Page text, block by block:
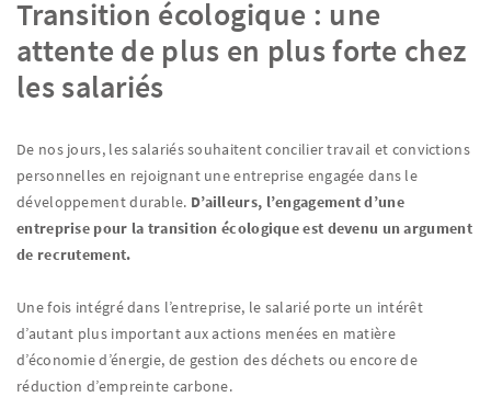
Transition écologique : une
attente de plus en plus forte chez
les salariés
De nos jours, les salariés souhaitent concilier travail et convictions
personnelles en rejoignant une entreprise engagée dans le
développement durable. D’ailleurs, l’engagement d’une
entreprise pour la transition écologique est devenu un argument
de recrutement.
Une fois intégré dans l’entreprise, le salarié porte un intérêt
d’autant plus important aux actions menées en matière
d’économie d’énergie, de gestion des déchets ou encore de
réduction d’empreinte carbone.